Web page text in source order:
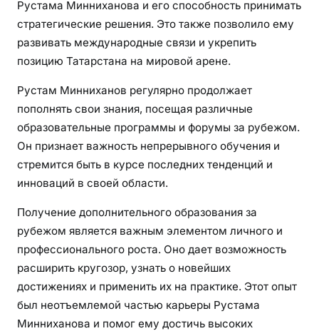
Рустама Минниханова и его способность принимать
стратегические решения. Это также позволило ему
развивать международные связи и укрепить
позицию Татарстана на мировой арене.
Рустам Минниханов регулярно продолжает
пополнять свои знания, посещая различные
образовательные программы и форумы за рубежом.
Он признает важность непрерывного обучения и
стремится быть в курсе последних тенденций и
инноваций в своей области.
Получение дополнительного образования за
рубежом является важным элементом личного и
профессионального роста. Оно дает возможность
расширить кругозор, узнать о новейших
достижениях и применить их на практике. Этот опыт
был неотъемлемой частью карьеры Рустама
Минниханова и помог ему достичь высоких